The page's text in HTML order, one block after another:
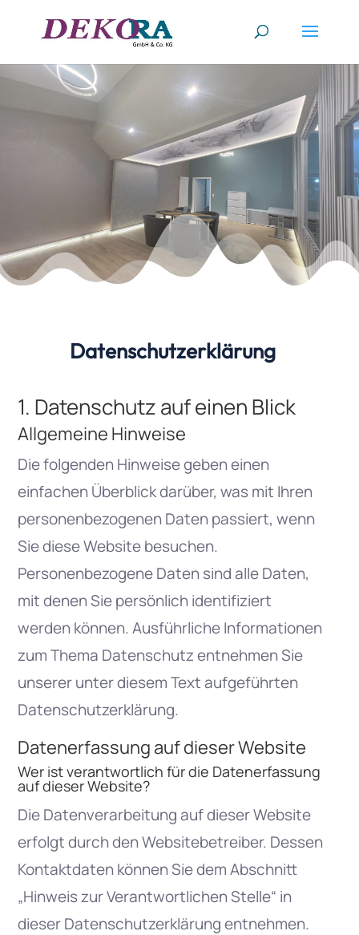
Datenschutzerklärung
1. Datenschutz auf einen Blick
Allgemeine Hinweise
Die folgenden Hinweise geben einen
einfachen Überblick darüber, was mit Ihren
personenbezogenen Daten passiert, wenn
Sie diese Website besuchen.
Personenbezogene Daten sind alle Daten,
mit denen Sie persönlich identifiziert
werden können. Ausführliche Informationen
zum Thema Datenschutz entnehmen Sie
unserer unter diesem Text aufgeführten
Datenschutzerklärung.
Datenerfassung auf dieser Website
Wer ist verantwortlich für die Datenerfassung
auf dieser Website?
Die Datenverarbeitung auf dieser Website
erfolgt durch den Websitebetreiber. Dessen
Kontaktdaten können Sie dem Abschnitt
„Hinweis zur Verantwortlichen Stelle“ in
dieser Datenschutzerklärung entnehmen.